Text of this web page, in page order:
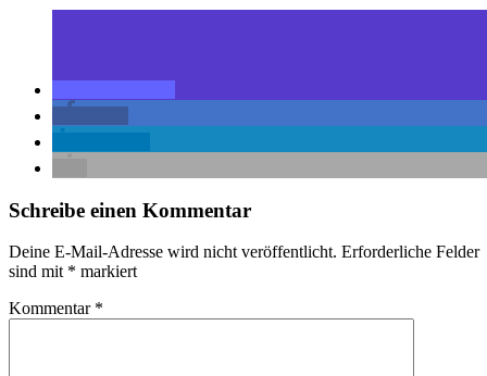
Schreibe einen Kommentar
Deine E-Mail-Adresse wird nicht veröffentlicht. Erforderliche Felder
sind mit * markiert
Kommentar *